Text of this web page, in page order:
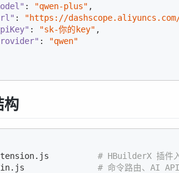
: "qwen-plus" ,
:
"https://
: "sk-你的key" ,
:
"qwen"
构
extension.js # HBuilderX 插件
main.js # 命令路由、AI